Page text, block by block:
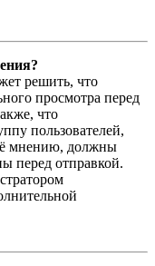
решить, что
просмотра перед
что
пользователей,
мнению, должны
перед отправкой.